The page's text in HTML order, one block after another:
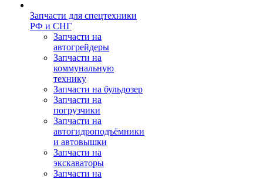
Запчасти для спецтехники
РФ и СНГ
Запчасти на
автогрейдеры
Запчасти на
коммунальную
технику
Запчасти на бульдозер
Запчасти на
погрузчики
Запчасти на
автогидроподъёмники
и автовышки
Запчасти на
экскаваторы
Запчасти на